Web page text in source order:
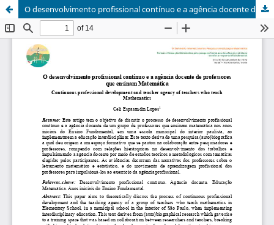
O desenvolvimento profissional contínuo e a agência docente de professores que ensinam Matemática